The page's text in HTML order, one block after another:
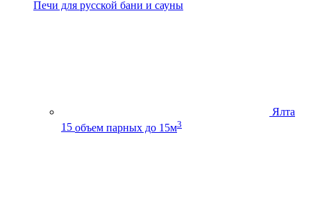
Печи для русской бани и сауны
Ялта
15 объем парных до 15м3